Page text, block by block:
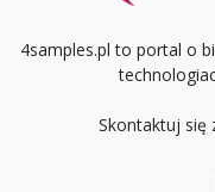
4samples.pl to portal o
Skontaktuj się